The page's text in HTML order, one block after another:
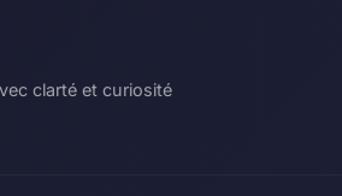
clarté et curiosité